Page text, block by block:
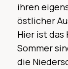
ihren
östlicher
Hier ist
Sommer
die